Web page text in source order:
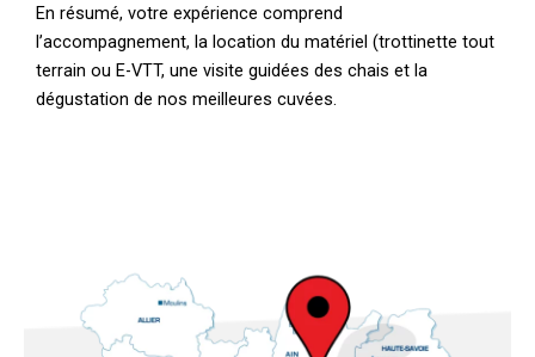
En résumé, votre expérience comprend
l’accompagnement, la location du matériel (trottinette tout
terrain ou E-VTT, une visite guidées des chais et la
dégustation de nos meilleures cuvées.